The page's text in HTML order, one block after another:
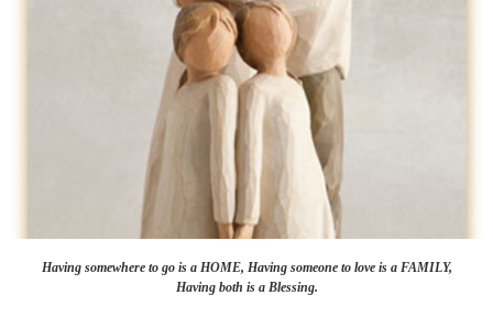
Having somewhere to go is a HOME, Having someone to love is a FAMILY,
Having both is a Blessing.